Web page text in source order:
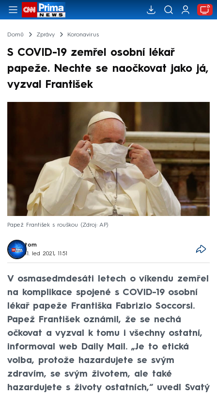
Domů Zprávy Koronavirus
S COVID-19 zemřel osobní lékař
papeže. Nechte se naočkovat jako já,
vyzval František
Papež František s rouškou Zdroj: AP
tom
11. led 2021, 11:51
V osmasedmdesáti letech o víkendu zemřel
na komplikace spojené s COVID-19 osobní
lékař papeže Františka Fabrizio Soccorsi.
Papež František oznámil, že se nechá
očkovat a vyzval k tomu i všechny ostatní,
informoval web Daily Mail. „Je to etická
volba, protože hazardujete se svým
zdravím, se svým životem, ale také
hazardujete s životy ostatních,“ uvedl Svatý